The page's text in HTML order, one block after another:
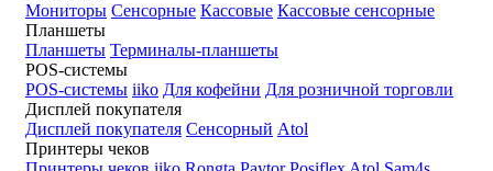
Мониторы Сенсорные Кассовые Кассовые сенсорные
Планшеты
Планшеты Терминалы-планшеты
POS-системы
POS-системы iiko Для кофейни Для розничной торговли
Дисплей покупателя
Дисплей покупателя Сенсорный Atol
Принтеры чеков